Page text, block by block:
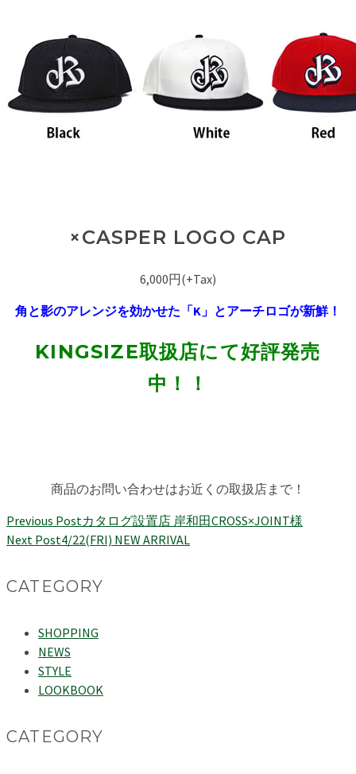
×CASPER LOGO CAP
6,000円(+Tax)
角と影のアレンジを効かせた「K」とアーチロゴが新鮮！
KINGSIZE取扱店にて好評発売
中！！
商品のお問い合わせはお近くの取扱店まで！
Previous Postカタログ設置店 岸和田CROSS×JOINT様
Next Post4/22(FRI) NEW ARRIVAL
CATEGORY
SHOPPING
NEWS
STYLE
LOOKBOOK
CATEGORY